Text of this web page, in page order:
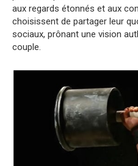
aux regards étonnés et aux
choisissent de partager leur
sociaux, prônant une vision
couple.